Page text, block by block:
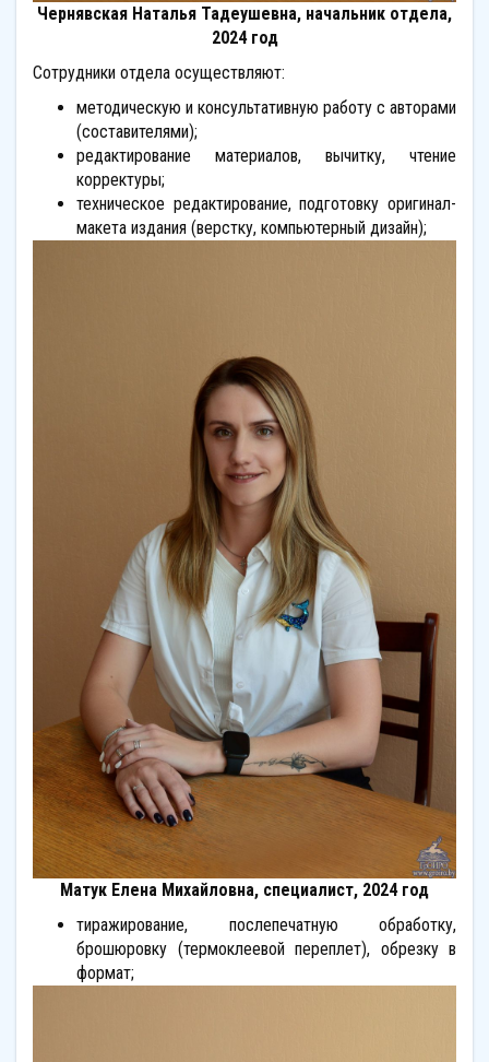
Чернявская Наталья Тадеушевна, начальник отдела,
2024 год
Сотрудники отдела осуществляют:
методическую и консультативную работу с авторами
(составителями);
редактирование материалов, вычитку, чтение
корректуры;
техническое редактирование, подготовку оригинал-
макета издания (верстку, компьютерный дизайн);
Матук Елена Михайловна, специалист, 2024 год
тиражирование, послепечатную обработку,
брошюровку (термоклеевой переплет), обрезку в
формат;